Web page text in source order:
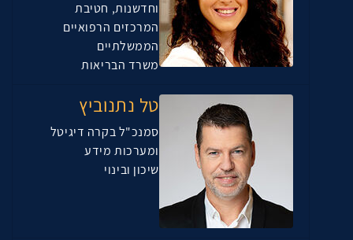
וחדשנות, חטיבת
המרכזים הרפואיים
הממשלתיים
משרד הבריאות
טל נתנוביץ
סמנכ"ל בקרה דיגיטל
ומערכות מידע
שיכון ובינוי